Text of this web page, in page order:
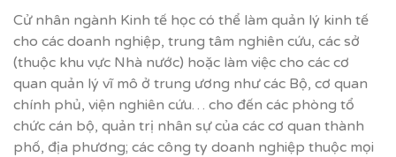
Cử nhân ngành Kinh tế học có thể làm quản lý kinh tế
cho các doanh nghiệp, trung tâm nghiên cứu, các sở
(thuộc khu vực Nhà nước) hoặc làm việc cho các cơ
quan quản lý vĩ mô ở trung ương như các Bộ, cơ quan
chính phủ, viện nghiên cứu… cho đến các phòng tổ
chức cán bộ, quản trị nhân sự của các cơ quan thành
phố, địa phương; các công ty doanh nghiệp thuộc mọi